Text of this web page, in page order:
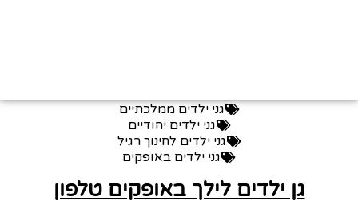
גני ילדים ממלכתיים
גני ילדים יהודיים
גני ילדים לחינוך רגיל
גני ילדים באופקים
גן ילדים לילך באופקים טלפון